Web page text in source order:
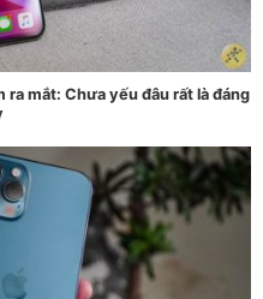
ra mắt: Chưa yếu đâu rất là đáng